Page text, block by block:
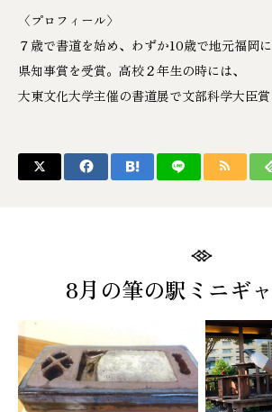
〈プロフィール〉
７歳で書道を始め、わずか10歳で地元福岡
県知事賞を受賞。高校２年生の時には、
大東文化大学主催の書道展で文部科学大臣賞
8月の筆の駅ミニギ